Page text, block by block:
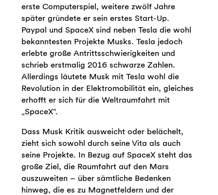
erste Computerspiel, weitere zwölf Jahre
später gründete er sein erstes Start-Up.
Paypal und SpaceX sind neben Tesla die wohl
bekanntesten Projekte Musks. Tesla jedoch
erlebte große Antrittsschwierigkeiten und
schrieb erstmalig 2016 schwarze Zahlen.
Allerdings läutete Musk mit Tesla wohl die
Revolution in der Elektromobilität ein, gleiches
erhofft er sich für die Weltraumfahrt mit
„SpaceX“.
Dass Musk Kritik ausweicht oder belächelt,
zieht sich sowohl durch seine Vita als auch
seine Projekte. In Bezug auf SpaceX steht das
große Ziel, die Raumfahrt auf den Mars
auszuweiten – über sämtliche Bedenken
hinweg, die es zu Magnetfeldern und der